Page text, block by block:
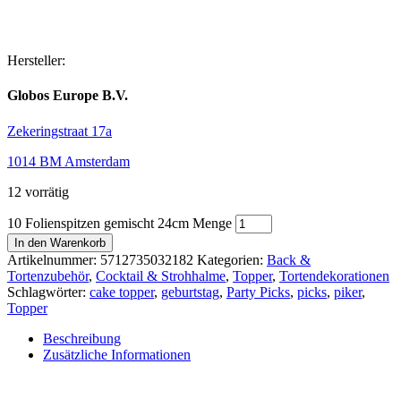
Hersteller:
Globos Europe B.V.
Zekeringstraat 17a
1014 BM Amsterdam
12 vorrätig
10 Folienspitzen gemischt 24cm Menge
In den Warenkorb
Artikelnummer: 5712735032182 Kategorien: Back &
Tortenzubehör, Cocktail & Strohhalme, Topper, Tortendekorationen
Schlagwörter: cake topper, geburtstag, Party Picks, picks, piker,
Topper
Beschreibung
Zusätzliche Informationen